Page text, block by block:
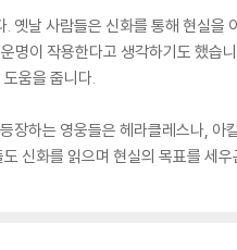
옛날 사람들은 신화를 통해 현실을
명이 작용한다고 생각하기도 했습
움을 줍니다.
장하는 영웅들은 헤라클레스나, 아
신화를 읽으며 현실의 목표를 세우